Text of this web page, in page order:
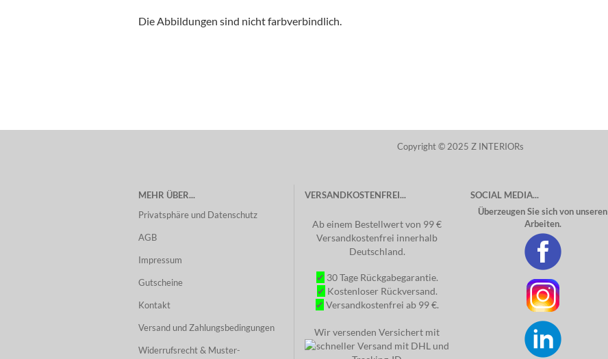
Die Abbildungen sind nicht farbverbindlich.
Copyright © 2025 Z INTERIORs
MEHR ÜBER...
Privatsphäre und Datenschutz
AGB
Impressum
Gutscheine
Kontakt
Versand und Zahlungsbedingungen
Widerrufsrecht & Muster-
VERSANDKOSTENFREI...
Ab einem Bestellwert von 99 €
Versandkostenfrei innerhalb
Deutschland.
✔ 30 Tage Rückgabegarantie.
✔ Kostenloser Rückversand.
✔ Versandkostenfrei ab 99 €.
Wir versenden Versichert mit
SOCIAL MEDIA...
Überzeugen Sie sich von unseren
Arbeiten.